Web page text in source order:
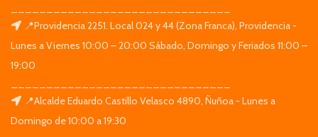
📍Providencia 2251. Local 024 y 44 (Zona Franca), Providencia -
Lunes a Viernes 10:00 – 20:00 Sábado, Domingo y Feriados 11:00 –
19:00
📍Alcalde Eduardo Castillo Velasco 4890, Ñuñoa - Lunes a
Domingo de 10:00 a 19:30